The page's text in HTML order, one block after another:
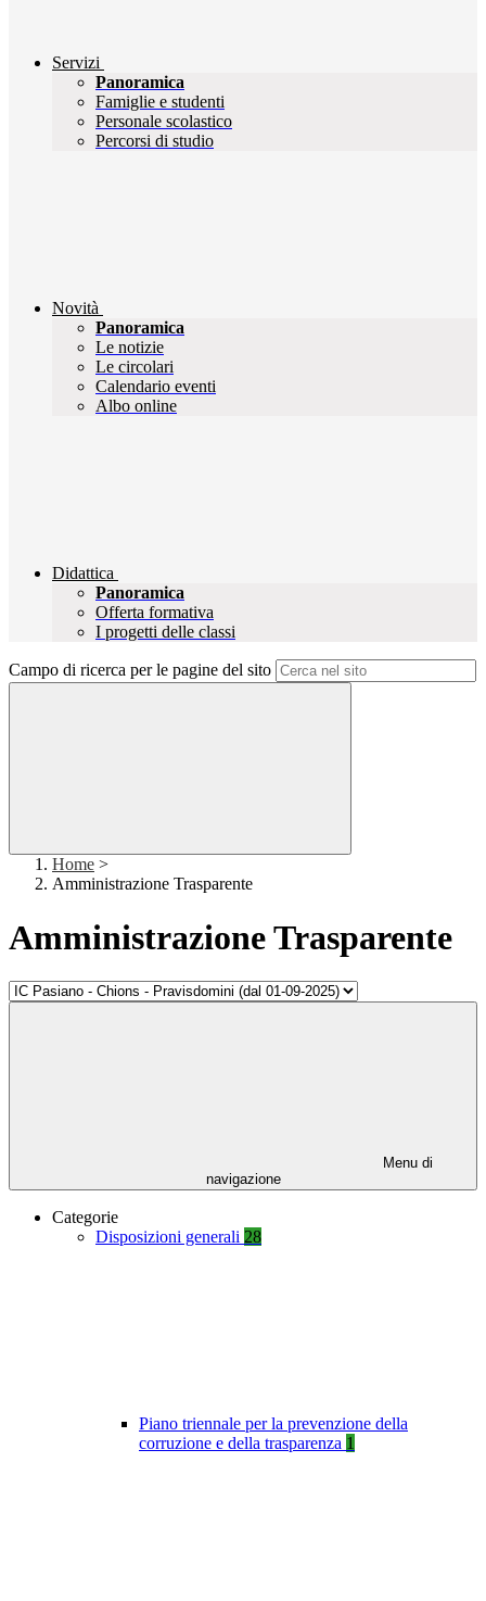
Servizi
Panoramica
Famiglie e studenti
Personale scolastico
Percorsi di studio
Novità
Panoramica
Le notizie
Le circolari
Calendario eventi
Albo online
Didattica
Panoramica
Offerta formativa
I progetti delle classi
Campo di ricerca per le pagine del sito
Home >
Amministrazione Trasparente
Amministrazione Trasparente
Menu di
navigazione
Categorie
Disposizioni generali 28
Piano triennale per la prevenzione della
corruzione e della trasparenza 1